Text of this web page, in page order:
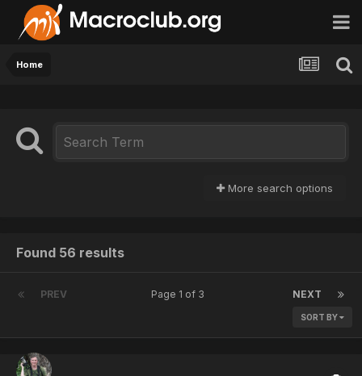
Home
More search options
Found 56 results
PREV NEXT
Page 1 of 3
SORT BY